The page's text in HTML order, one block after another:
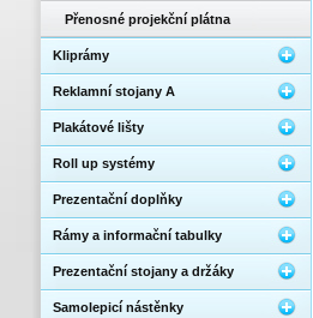
Přenosné projekční plátna
Kliprámy
Reklamní stojany A
Plakátové lišty
Roll up systémy
Prezentační doplňky
Rámy a informační tabulky
Prezentační stojany a držáky
Samolepicí nástěnky